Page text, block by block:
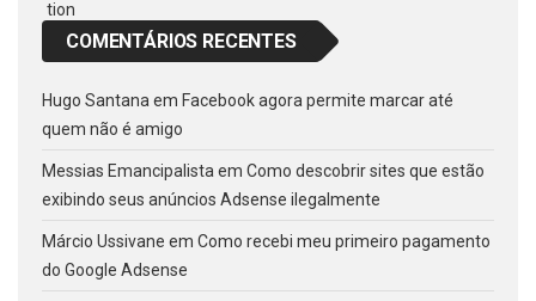
COMENTÁRIOS RECENTES
Hugo Santana em Facebook agora permite marcar até
quem não é amigo
Messias Emancipalista em Como descobrir sites que estão
exibindo seus anúncios Adsense ilegalmente
Márcio Ussivane em Como recebi meu primeiro pagamento
do Google Adsense